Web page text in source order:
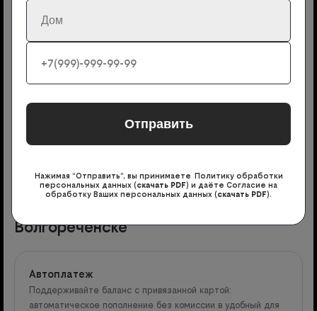
3
им пользоваться. Обычно настройка занимает 30
минут
Подключите дополнительные услуги в
Волгореченске
Автоплатеж
Поддерживайте баланс с привязанной картой:
автоматическое пополнение без комиссии в удобный для
Нажимая “Отправить”, вы принимаете Политику обработки
персональных данных (скачать PDF) и даёте Согласие на
обработку Ваших персональных данных (скачать PDF).